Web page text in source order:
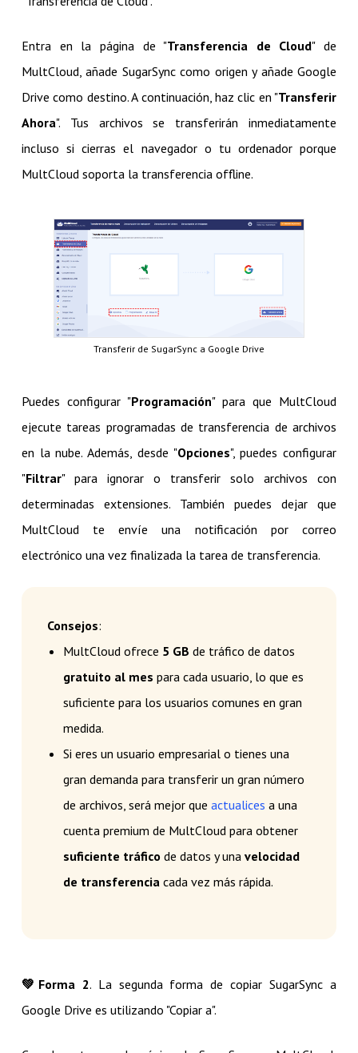
Entra en la página de "Transferencia de Cloud" de
MultCloud, añade SugarSync como origen y añade Google
Drive como destino. A continuación, haz clic en "Transferir
Ahora". Tus archivos se transferirán inmediatamente
incluso si cierras el navegador o tu ordenador porque
MultCloud soporta la transferencia offline.
Transferir de SugarSync a Google Drive
Puedes configurar "Programación" para que MultCloud
ejecute tareas programadas de transferencia de archivos
en la nube. Además, desde "Opciones", puedes configurar
"Filtrar" para ignorar o transferir solo archivos con
determinadas extensiones. También puedes dejar que
MultCloud te envíe una notificación por correo
electrónico una vez finalizada la tarea de transferencia.
Consejos:
MultCloud ofrece 5 GB de tráfico de datos
gratuito al mes para cada usuario, lo que es
suficiente para los usuarios comunes en gran
medida.
Si eres un usuario empresarial o tienes una
gran demanda para transferir un gran número
de archivos, será mejor que actualices a una
cuenta premium de MultCloud para obtener
suficiente tráfico de datos y una velocidad
de transferenciacada vez más rápida.
💚​Forma 2. La segunda forma de copiar SugarSync a
Google Drive es utilizando "Copiar a".